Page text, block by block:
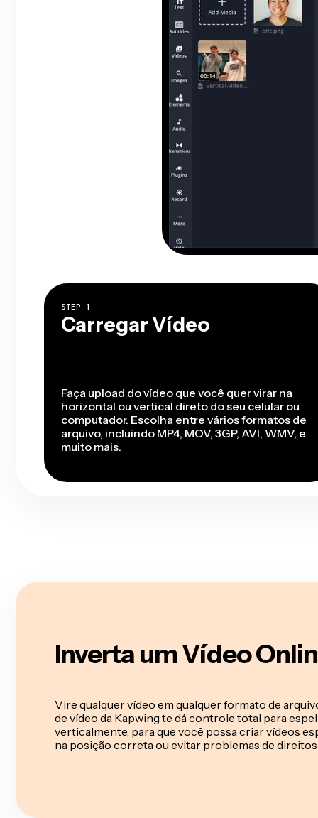
STEP 1
Carregar Vídeo
Faça upload do vídeo que você quer virar na
horizontal ou vertical direto do seu celular ou
computador. Escolha entre vários formatos de
arquivo, incluindo MP4, MOV, 3GP, AVI, WMV, e
muito mais.
Inverta um Vídeo
Vire qualquer vídeo em qualquer formato de
de vídeo da Kapwing te dá controle total para
verticalmente, para que você possa criar vídeos
na posição correta ou evitar problemas de